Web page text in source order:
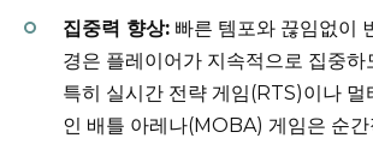
집중력 향상: 빠른 템포와 끊임없이
경은 플레이어가 지속적으로 집중하
특히 실시간 전략 게임(RTS)이나 멀
인 배틀 아레나(MOBA) 게임은 순